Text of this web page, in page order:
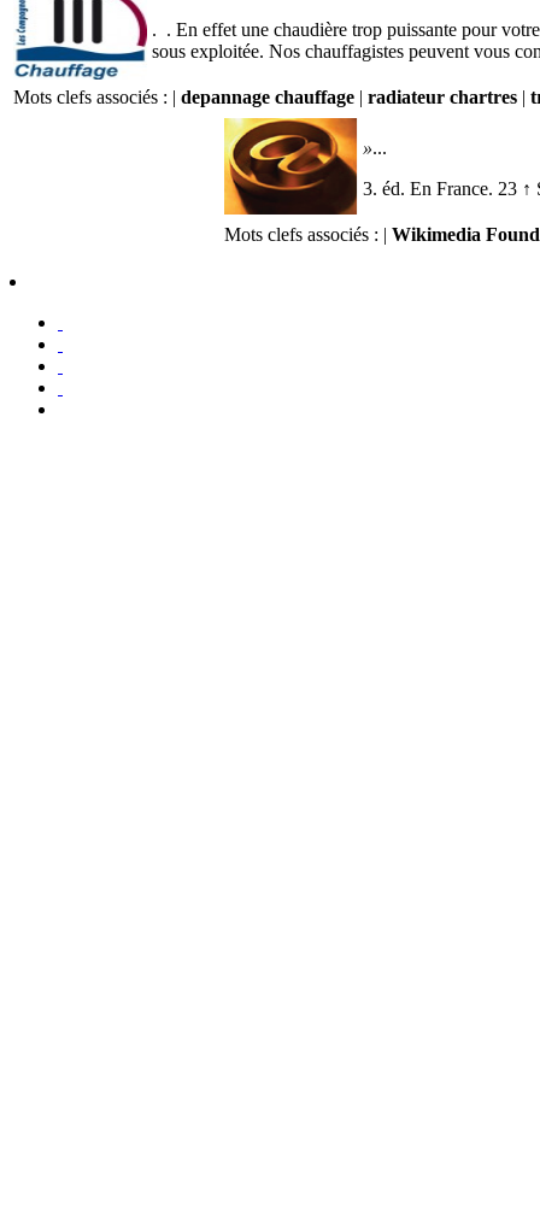
. . En effet une chaudière trop puissante pour
sous exploitée. Nos chauffagistes peuvent vous
Mots clefs associés : | depannage chauffage | radiateur chartres |
»...
3. éd. En France. 23
Mots clefs associés : | Wikimedia